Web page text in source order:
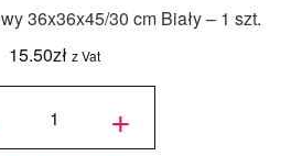
36x36x45/30 cm Biały – 1 szt.
15.50zł z Vat
30
- 1 +